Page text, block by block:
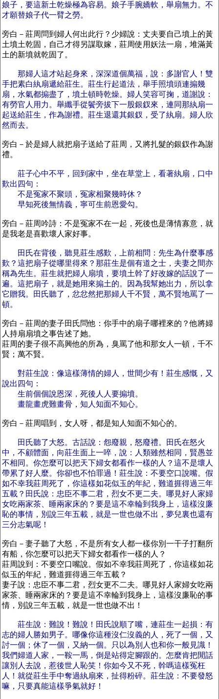
娘子，要這新土乾燥極為容易。娘子手腕嬌軟，舉扇無力。不
才願替娘子代一臂之勞。
旁白－莊周問到婦人何出此行？少婦說：丈夫要自己墳上的黃
土墳土乾固，自己才得另謀取嫁，莊周使用妖法一扇，堆滿黃
土的新墳就乾固了。
那婦人這才站起身來，深深道個萬福，說：多謝官人！雙
手把素白紈扇遞給莊生。莊生行起道法，舉手照墳頭連搧幾
扇，水氣都搧盡了，墳土頓時乾燥。婦人笑容可掬，道謝說：
有勞官人用力。舉纖手從鬢旁拔下一股銀釵來，連同那紈扇一
起送給莊生，作為謝禮。莊生退還其銀釵，受了紈扇。婦人欣
然而去。
旁白－於是婦人就把扇子送給了莊周，又將扎髮的銀釵作為謝
禮。
莊子心中不平，回到家中，坐在草堂上，看著紈扇，口中
歎出四句：
不是冤家不聚頭，冤家相聚幾時休？
早知死後無情義，寧可生前恩愛勾。
旁白－莊周吟詩：不是冤家不在一起，死後也是薄情寡意，就
是我老是喜歡壞人家好事。
田氏在背後，聽見莊生感歎，上前相問：先生為什麼事感
歎？這把扇子從哪里得來？那莊生是個有道之士，夫妻之間亦
稱為先生。莊生就把婦人扇墳，要墳土幹了好改嫁的話說了一
遍。這把扇子，就是她用來搧土的。因為我幫她出力，所以拿
它贈我。田氏聽了，忿忿然把那婦人千不賢，萬不賢地罵了一
頓。
旁白－莊周的妻子田氏問他：你手中的扇子哪裡來的？他將婦
人持扇扇墳之事告述了她。
莊周的妻子很不高興他的所為，臭罵了他和那女人一頓，千不
賢；萬不賢。
對莊生說：像這樣薄情的婦人，世間少有！莊生感慨，又
說出四句：
生前個個說恩深，死後人人要搧墳。
畫龍畫虎難畫骨，知人知面不知心。
旁白－莊周唱到，女人呀，都是知人知面不知心的。
田氏聽了大怒。古話說：怨廢親，怒廢禮。田氏在怒火
中，不顧體面，向莊生面上一啐，說：人類雖然相同，賢愚並
不相同。你怎麼可以把天下婦女都看作一樣的人？這不是壞人
帶累了好人麼。你卻也不怕罪過！莊生說：不要空口說嘴。假
如不幸我莊周死了，你這樣如花似玉的年紀，難道捱得過三年
五載？田氏說：忠臣不事二君，烈女不更二夫。哪見好人家婦
女吃兩家茶、睡兩家床的？要是這不幸輪到我身上，這樣沒廉
恥的事情，別說三年五載，就是一世也做不出，夢兒裏也還有
三分志氣呢！
旁白－妻子聽了大怒，不是所有女人都一樣你別一干子打翻所
有船，你怎麼可以把天下婦女都看作一樣的人？
莊周說到：不要空口嘴說。假如不幸我莊周死了，你這樣如花
似玉的年紀，難道捱得過三年五載？
妻子說：忠臣不事二君，烈女更不二夫。哪見好人家婦女吃兩
家茶、睡兩家床的？要是這不幸輪到我身上，這樣沒廉恥的事
情，別說三年五載，就是一世也做不出！
莊生說：難說！難說！田氏說順了嘴，連莊生一起損：有
志的婦人勝如男子。哪像你這種沒仁沒義的人，死了一個，又
討一個；休了一個，又納一個。只以為別人也和你一般見識！
我們婦道人家，一鞍一馬，倒是站得定腳跟的。怎麼肯把閒話
讓別人去說，惹後世人恥笑！你如今又不死，幹嗎這樣冤枉
人！就從莊生手中奪過紈扇來，扯得粉碎。莊生說：不要發怒
嘛，只要真能這樣爭氣就好！